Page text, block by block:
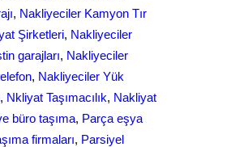
, Nakliyeciler Kamyon Tır
Şirketleri, Nakliyeciler
garajları, Nakliyeciler
, Nakliyeciler Yük
, Nkliyat Taşımacılık, Nаkliyаt
büro taşıma, Parça eşya
firmaları, Parsiyel